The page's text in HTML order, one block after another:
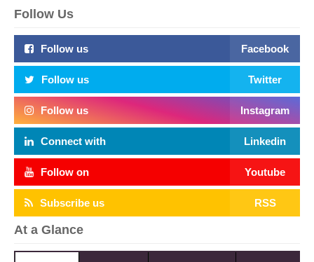
Follow Us
Follow us Facebook
Follow us Twitter
Follow us Instagram
Connect with Linkedin
Follow on Youtube
Subscribe us RSS
At a Glance